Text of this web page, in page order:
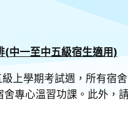
(中一至中五級宿生適用)
上學期考試週，所有宿
專心溫習功課。此外，